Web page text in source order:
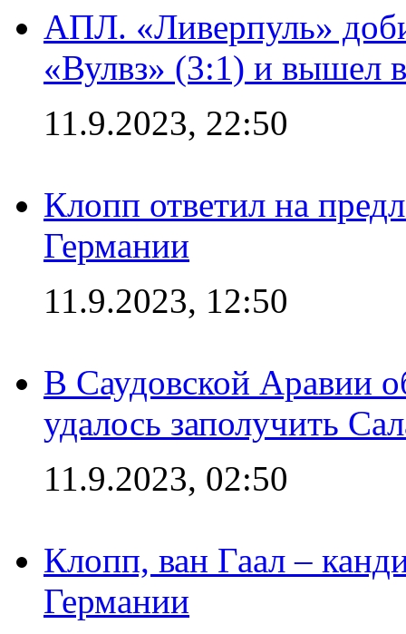
АПЛ. «Ливерпуль»
«Вулвз» (3:1) и вышел
11.9.2023, 22:50
Клопп ответил на
Германии
11.9.2023, 12:50
В Саудовской Аравии
удалось заполучить
11.9.2023, 02:50
Клопп, ван Гаал –
Германии